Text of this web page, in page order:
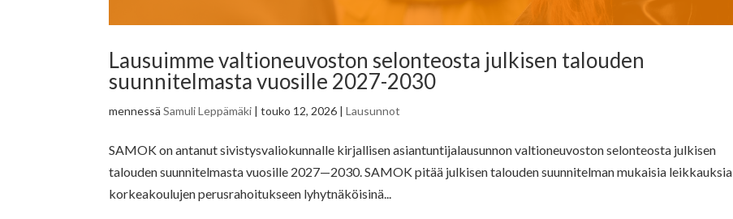
Lausuimme valtioneuvoston selonteosta julkisen talouden
suunnitelmasta vuosille 2027-2030
mennessäSamuli Leppämäki |touko 12, 2026 |Lausunnot
SAMOK on antanut sivistysvaliokunnalle kirjallisen asiantuntijalausunnon valtioneuvoston selonteosta julkisen
talouden suunnitelmasta vuosille 2027—2030. SAMOK pitää julkisen talouden suunnitelman mukaisia leikkauksia
korkeakoulujen perusrahoitukseen lyhytnäköisinä...